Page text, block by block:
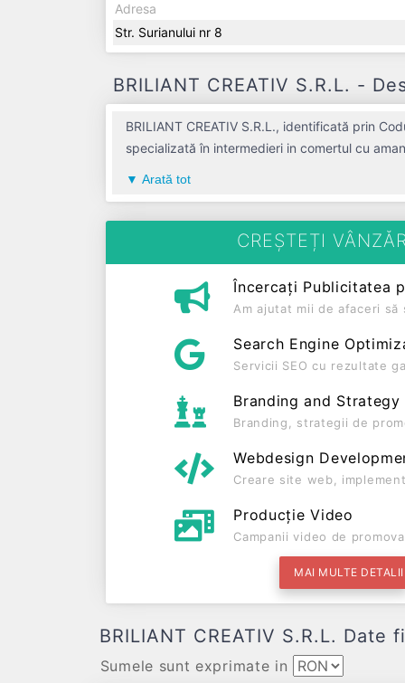
Adresa
Str. Surianului nr 8
BRILIANT CREATIV S.R.L. -
BRILIANT CREATIV S.R.L., identificată prin
specializată în intermedieri in comertul cu
Arată tot
CREȘTEȚI
Încercați Publicitatea
Am ajutat mii de afaceri să
Search Engine
Servicii SEO cu rezultate
Branding and Strategy
Branding, strategii de
Webdesign
Creare site web,
Producție Video
Campanii video de
MAI MULTE DETALII
BRILIANT CREATIV S.R.L.
Sumele sunt exprimate in